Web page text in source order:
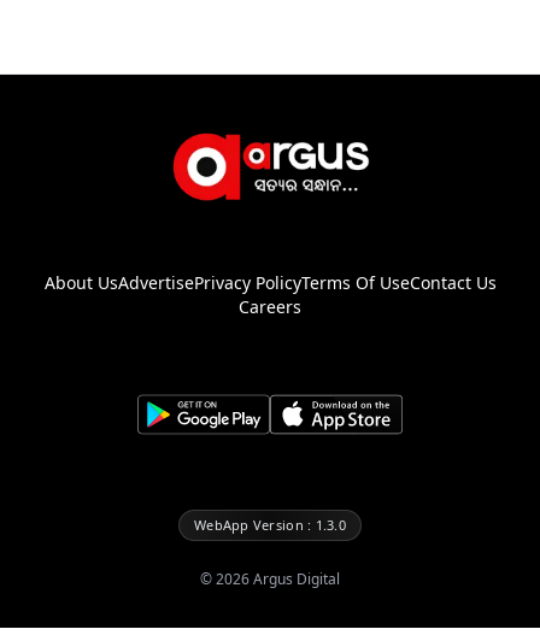
About UsAdvertisePrivacy PolicyTerms Of UseContact Us
Careers
WebApp Version : 1.3.0
©2026Argus Digital